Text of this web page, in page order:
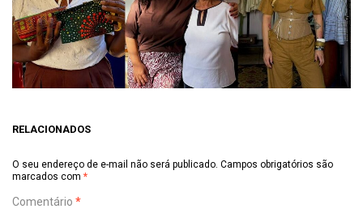
RELACIONADOS
O seu endereço de e-mail não será publicado. Campos obrigatórios são
marcados com *
Comentário *